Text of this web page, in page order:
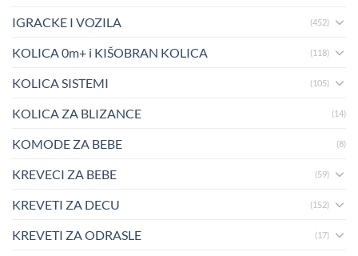
IGRACKE I VOZILA (452)
KOLICA 0m+ i KIŠOBRAN KOLICA (118)
KOLICA SISTEMI (105)
KOLICA ZA BLIZANCE (14)
KOMODE ZA BEBE (8)
KREVECI ZA BEBE (59)
KREVETI ZA DECU (152)
KREVETI ZA ODRASLE (17)